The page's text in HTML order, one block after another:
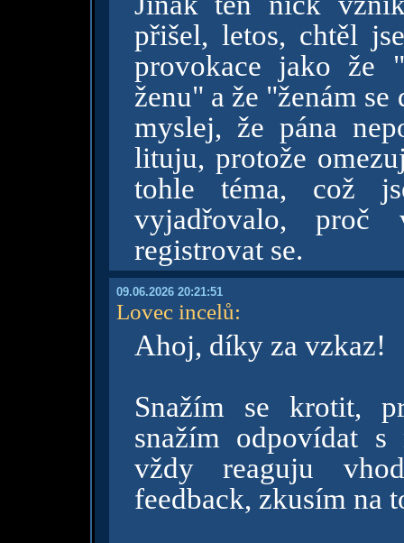
přišel, letos, chtěl
provokace jako že
ženu" a že "ženám
myslej, že pána
lituju, protože
tohle téma, což
vyjadřovalo, proč
registrovat se.
09.06.2026 20:21:51
Lovec incelů:
Ahoj, díky za vzkaz!
Snažím se krotit,
snažím odpovídat s
vždy reaguju
feedback, zkusím na